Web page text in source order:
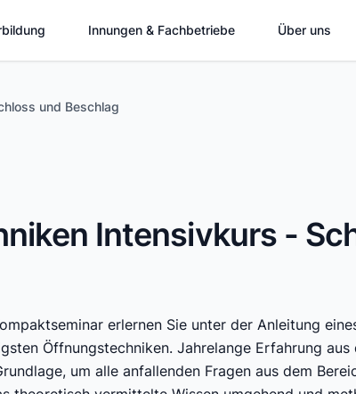
Innungen & Fachbetriebe Über uns
und Beschlag
Intensivkurs -
erlernen Sie unter der Anleitung
Öffnungstechniken. Jahrelange Erfahrung
um alle anfallenden Fragen aus dem